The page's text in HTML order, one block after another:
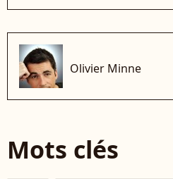
Olivier Minne
Mots clés